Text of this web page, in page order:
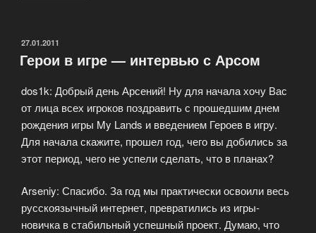
для
ОПУБЛИКОВАНО
27.01.2011
Герои в игре — интервью с Арсом
dos1k: Добрый день Арсений! Ну для начала хочу Вас
от лица всех игроков поздравить с прошедшим днем
рождения игры My Lands и введением Героев в игру.
Для начала скажите, прошел год, чего вы добились за
этот период, чего не успели сделать, что в планах?
Arseniy: Спасибо. За год мы практически освоили весь
русскоязычный интернет, превратились из игры-
новичка в стабильный успешный проект. Думаю, что